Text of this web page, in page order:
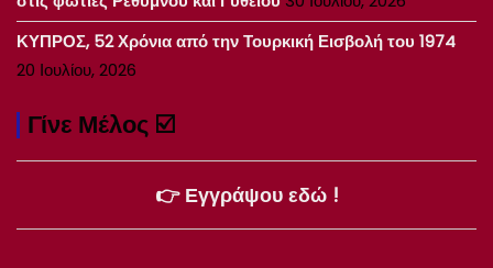
ΚΥΠΡΟΣ, 52 Χρόνια από την Τουρκική Εισβολή του 1974
20 Ιουλίου, 2026
Γίνε Μέλος ☑️
👉 Εγγράψου εδώ !